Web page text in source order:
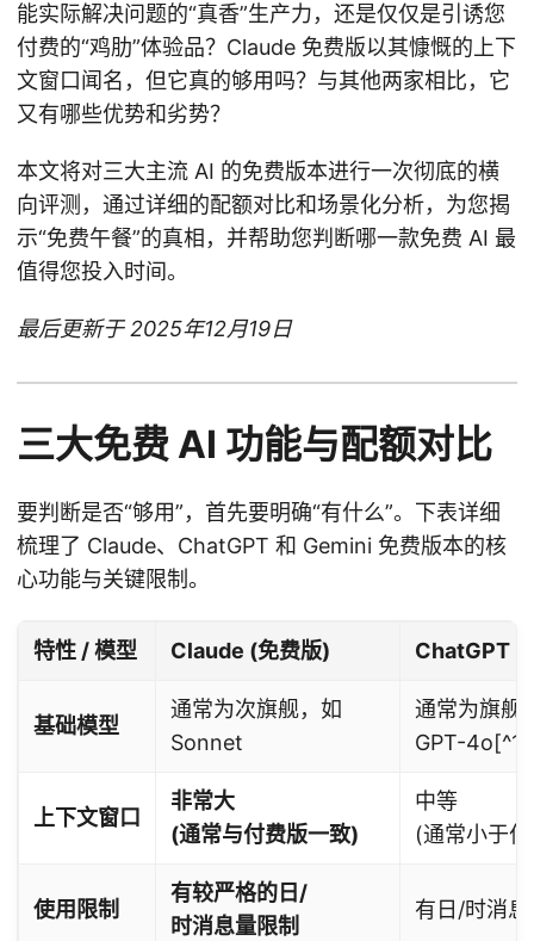
能实际解决问题的“真香”生产力，还是仅仅是引诱您
付费的“鸡肋”体验品？Claude 免费版以其慷慨的上下
文窗口闻名，但它真的够用吗？与其他两家相比，它
又有哪些优势和劣势？
本文将对三大主流 AI 的免费版本进行一次彻底的横
向评测，通过详细的配额对比和场景化分析，为您揭
示“免费午餐”的真相，并帮助您判断哪一款免费 AI 最
值得您投入时间。
最后更新于 2025年12月19日
三大免费 AI 功能与配额对比
要判断是否“够用”，首先要明确“有什么”。下表详细
梳理了 Claude、ChatGPT 和 Gemini 免费版本的核
心功能与关键限制。
特性 / 模型 Claude (免费版) ChatGPT (
基础模型
通常为次旗舰，如
Sonnet
通常为旗舰
GPT-4o[^1]
上下文窗口
非常大
(通常与付费版一致)
中等
(通常小于
使用限制
有较严格的日/
时消息量限制
有日/时消